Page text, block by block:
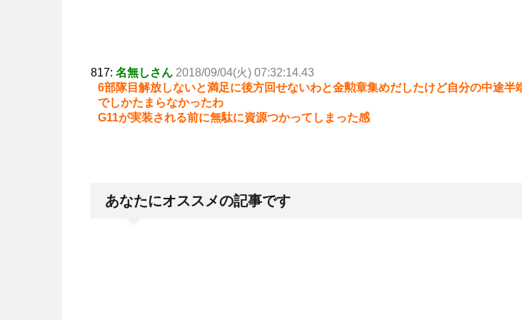
817: 名無しさん 2018/09/04(火) 07:32:14.43
6部隊目解放しないと満足に後方回せないわと金勲章集めだしたけど自分の中途半
でしかたまらなかったわ
G11が実装される前に無駄に資源つかってしまった感
あなたにオススメの記事です